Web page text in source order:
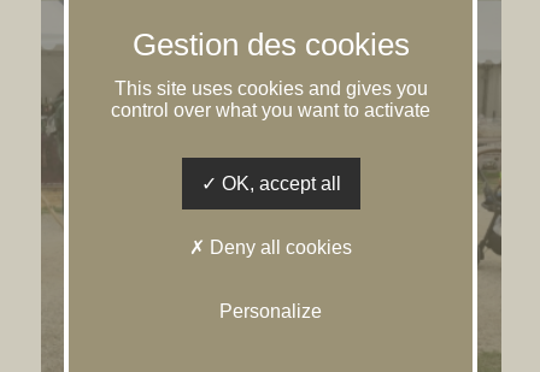
Sully-sur-Loire – Fête de la
Sange – 2025
This site uses cookies and gives you
control over what you want to activate
OK, accept all
Deny all cookies
Personalize